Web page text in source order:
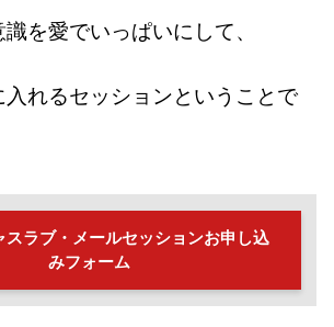
を愛でいっぱいにして、
れるセッションということで
スラブ・メールセッションお申し込
みフォーム